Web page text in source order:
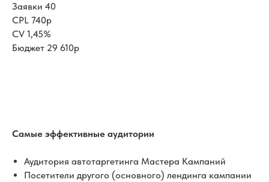
Заявки 40
CPL 740р
CV 1,45%
Бюджет 29 610р
Самые эффективные аудитории
Аудитория автотаргетинга Мастера Кампаний
Посетители другого (основного) лендинга кампании